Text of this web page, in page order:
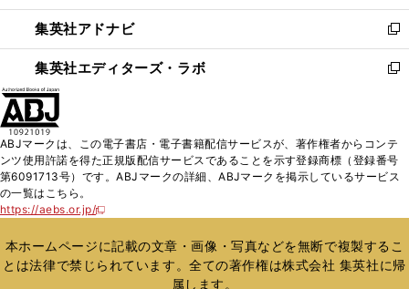
開
く
ウ
で
開
く
ン
ド
ウ
で
ウ
ィ
ン
ド
く
集英社アドナビ
新
し
い
ド
ウ
で
集英社エディターズ・ラボ
新
ィ
ン
ド
開
く
ABJマークは、この電子書店・電子書籍配信サービスが、著作権者からコンテ
ンツ使用許諾を得た正規版配信サービスであることを示す登録商標（登録番号
第6091713号）です。ABJマークの詳細、ABJマークを掲示しているサービス
の一覧はこちら。
https://aebs.or.jp/
新
い
ウ
ィ
本ホームページに記載の文章・画像・写真などを無断で複製するこ
とは法律で禁じられています。全ての著作権は株式会社 集英社に帰
属します。